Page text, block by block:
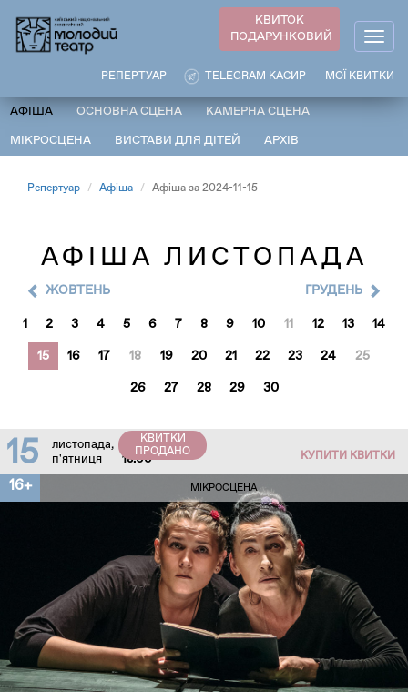
основного
КВИТОК
ПОДАРУНКОВИЙ
МОЇ КВИТКИ
TELEGRAM КАСИР
РЕПЕРТУАР
АФІША ОСНОВНА СЦЕНА КАМЕРНА СЦЕНА
МІКРОСЦЕНА ВИСТАВИ ДЛЯ ДІТЕЙ АРХІВ
Репертуар Афіша Афіша за 2024-11-15
АФІША ЛИСТОПАДА
ЖОВТЕНЬ
1 2 3 4 5 6 7 8 9 10 11 12 13 14
15 16 17 18 19 20 21 22 23 24 25
26 27 28 29 30
ГРУДЕНЬ
15
листопада,
п'ятниця
18:00
КВИТКИ
ПРОДАНО
КУПИТИ КВИТКИ
16+ МІКРОСЦЕНА